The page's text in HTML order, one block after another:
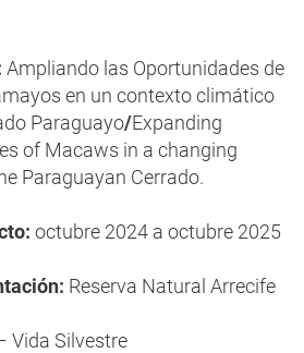
Ampliando las Oportunidades de
en un contexto climático
Paraguayo/Expanding
of Macaws in a changing
Paraguayan Cerrado.
octubre 2024 a octubre 2025
Reserva Natural Arrecife
Vida Silvestre